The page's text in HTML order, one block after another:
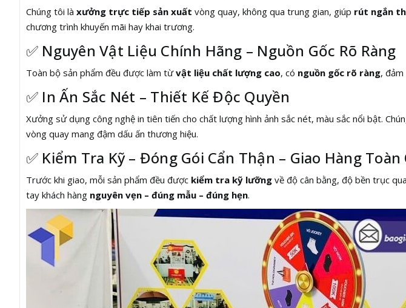
Chúng tôi là xưởng trực tiếp sản xuất vòng quay, không qua trung gian, giúp rút ngắn
chương trình khuyến mãi hay khai trương.
✅ Nguyên Vật Liệu Chính Hãng – Nguồn Gốc Rõ Ràng
Toàn bộ sản phẩm đều được làm từvật liệu chất lượng cao, có nguồn gốc rõ ràng,
✅ In Ấn Sắc Nét – Thiết Kế Độc Quyền
Xưởng sử dụng công nghệ in tiên tiến cho chất lượng hình ảnh sắc nét, màu sắc nổi bật.
vòng quay mang đậm dấu ấn thương hiệu.
✅ Kiểm Tra Kỹ – Đóng Gói Cẩn Thận – Giao Hàng Toàn
Trước khi giao, mỗi sản phẩm đều được kiểm tra kỹ lưỡng về độ cân bằng, độ bền trục
tay khách hàng nguyên vẹn – đúng mẫu – đúng hẹn.